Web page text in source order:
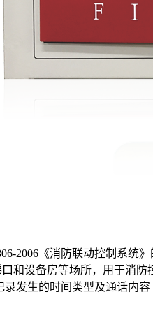
2006《消防联动控制系统
和设备房等场所，用于消
发生的时间类型及通话内容